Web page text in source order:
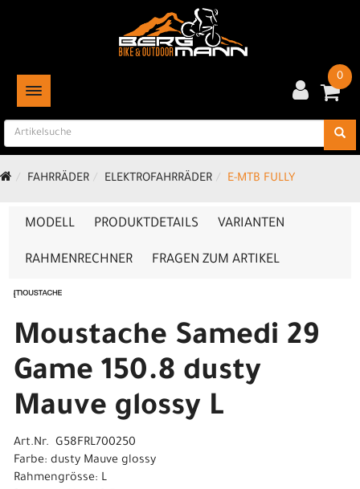
TOGGLE NAVIGATION
0
FAHRRÄDER ELEKTROFAHRRÄDER E-MTB FULLY
MODELL PRODUKTDETAILS VARIANTEN
RAHMENRECHNER FRAGEN ZUM ARTIKEL
Moustache Samedi 29
Game 150.8 dusty
Mauve glossy L
Art.Nr. G58FRL700250
Farbe: dusty Mauve glossy
Rahmengrösse: L